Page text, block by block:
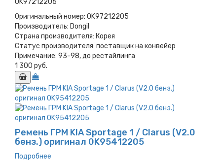
Оригинальный номер: 0K97212205
Производитель: Dongil
Страна производителя: Корея
Статус производителя: поставщик на конвейер
Примечание: 93-98, до рестайлинга
1 300 руб.
Ремень ГРМ KIA Sportage 1 / Clarus (V2.0
бенз.) оригинал 0K95412205
Подробнее